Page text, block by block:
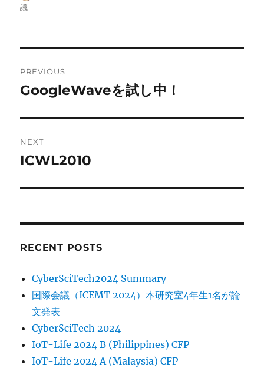
議
navigation
PREVIOUS
Previous
GoogleWaveを試し中！
NEXT
Next
ICWL2010
RECENT POSTS
CyberSciTech2024 Summary
国際会議（ICEMT 2024）本研究室4年生1名が論
文発表
CyberSciTech 2024
IoT-Life 2024 B (Philippines) CFP
IoT-Life 2024 A (Malaysia) CFP